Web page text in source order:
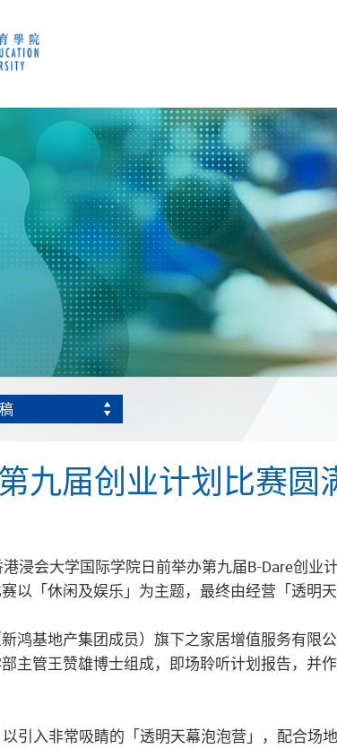
九届创业计划比赛圆
港浸会大学国际学院日前举办第九届B-Dare创
以「休闲及娱乐」为主题，最终由经营「透明
鸿基地产集团成员）旗下之家居增值服务有限
主管王赞雄博士组成，即场聆听计划报告，并
引入非常吸睛的「透明天幕泡泡营」，配合场